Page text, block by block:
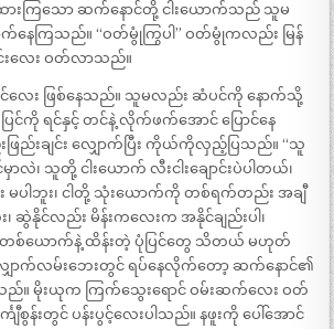
ားကြသော ဆက်နောင်တို့ ငါးယောက်သည် သူမ
ေကြသည်။ “ဝတ်မွုံကြွပါ” ဝတ်မွုံကလည်း မြန်
းလေး ဝတ်လာသည်။
လေး ဖြစ်နေသည်။ သူမလည်း ဆံပင်ကို နောက်သို့
ြင်ကို ရင်နှင့် တင်နဲ့ လိုက်ဖက်အောင် ပြောင်နေ
ဖြည်းချင်း လျှောက်ပြီး ကိုယ်ကိုလှည့်ပြသည်။ “သူ
၊ သူတို့ ငါးယောက် လီးငါးချောင်းပဲပါတယ်၊
မပါဘူး၊ ငါတို့ သုံးယောက်ကို တစ်ရက်တည်း အချီ
ဆွဲနိုင်လည်း မိန်းကလေးက အနိုင်ချည်းပါ၊
မတစ်ယောက်နဲ့ ထိန်းတဲ့ ပုံပြင်တွေ သိတယ် မဟုတ်
ျှောက်လမ်းဘေးတွင် ရပ်နေလိုက်တော့ ဆက်နောင်၏
ည်။ မိုးယုက ကြက်သွေးရောင် ဝမ်းဆက်လေး ဝတ်
စွန်းတွင် ပန်းပွင့်လေးပါသည်။ နဖူးကို ပေါ်အောင်